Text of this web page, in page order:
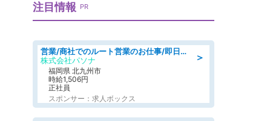
注目情報 PR
＞
営業/商社でのルート営業のお仕事/即日勤務可/車通勤可/営業
株式会社パソナ
福岡県 北九州市
時給1,506円
正社員
スポンサー：求人ボックス